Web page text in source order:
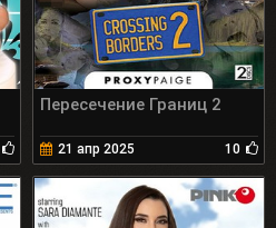
Пересечение Границ 2
21 апр 2025 10